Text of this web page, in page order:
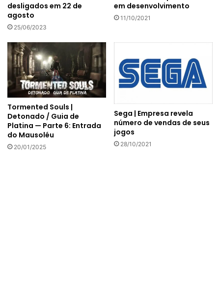
desligados em 22 de
agosto
25/06/2023
em desenvolvimento
11/10/2021
Tormented Souls |
Detonado / Guia de
Platina — Parte 6: Entrada
do Mausoléu
20/01/2025
Sega | Empresa revela
número de vendas de seus
jogos
28/10/2021